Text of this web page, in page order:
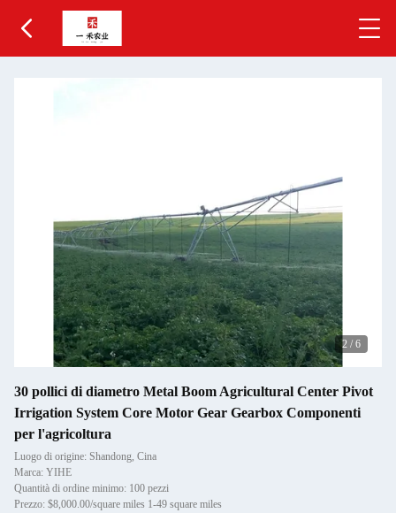
2 / 6
30 pollici di diametro Metal Boom Agricultural Center Pivot
Irrigation System Core Motor Gear Gearbox Componenti
per l'agricoltura
Luogo di origine: Shandong, Cina
Marca: YIHE
Quantità di ordine minimo: 100 pezzi
Prezzo: $8,000.00/square miles 1-49 square miles